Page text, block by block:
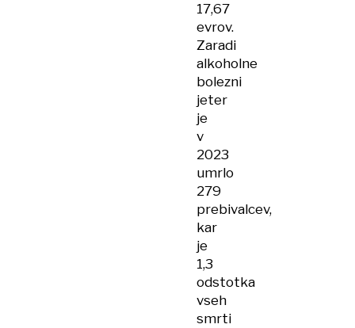
17,67
evrov.
Zaradi
alkoholne
bolezni
jeter
je
v
2023
umrlo
279
prebivalcev,
kar
je
1,3
odstotka
vseh
smrti